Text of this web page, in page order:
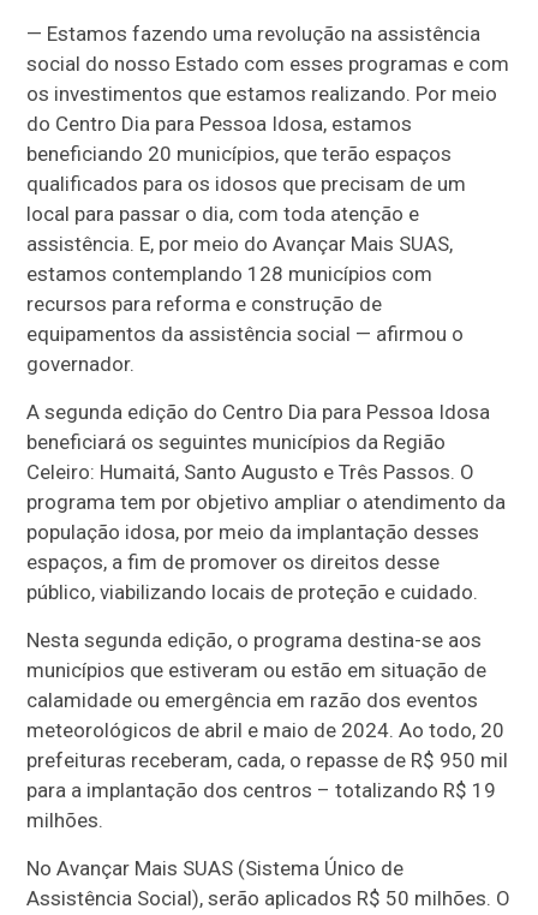
— Estamos fazendo uma revolução na assistência
social do nosso Estado com esses programas e com
os investimentos que estamos realizando. Por meio
do Centro Dia para Pessoa Idosa, estamos
beneficiando 20 municípios, que terão espaços
qualificados para os idosos que precisam de um
local para passar o dia, com toda atenção e
assistência. E, por meio do Avançar Mais SUAS,
estamos contemplando 128 municípios com
recursos para reforma e construção de
equipamentos da assistência social — afirmou o
governador.
A segunda edição do Centro Dia para Pessoa Idosa
beneficiará os seguintes municípios da Região
Celeiro: Humaitá, Santo Augusto e Três Passos. O
programa tem por objetivo ampliar o atendimento da
população idosa, por meio da implantação desses
espaços, a fim de promover os direitos desse
público, viabilizando locais de proteção e cuidado.
Nesta segunda edição, o programa destina-se aos
municípios que estiveram ou estão em situação de
calamidade ou emergência em razão dos eventos
meteorológicos de abril e maio de 2024. Ao todo, 20
prefeituras receberam, cada, o repasse de R$ 950 mil
para a implantação dos centros – totalizando R$ 19
milhões.
No Avançar Mais SUAS (Sistema Único de
Assistência Social), serão aplicados R$ 50 milhões. O